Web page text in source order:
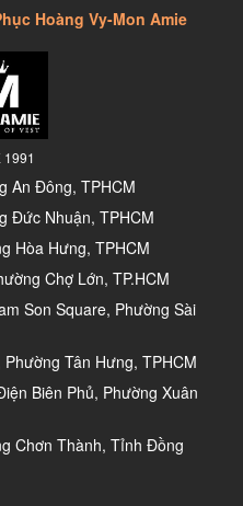
Hoàng Vy-Mon Amie
1991
An Đông, TPHCM
Đức Nhuận, TPHCM
Hòa Hưng, TPHCM
Chợ Lớn, TP.HCM
Son Square, Phường Sài
Tân Hưng, TPHCM
Biên Phủ, Phường Xuân
Chơn Thành, Tỉnh Đồng